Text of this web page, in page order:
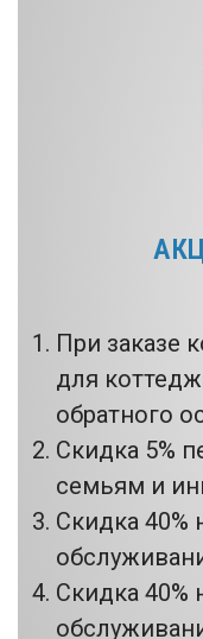
При заказе
для
обратного
Скидка 5%
семьям и
Скидка 40%
Скидка 40%